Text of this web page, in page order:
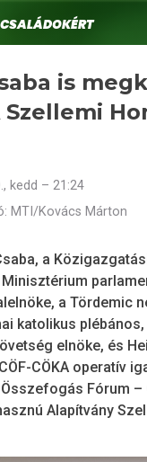
is
Szellemi
kedd – 21:24
MTI/Kovács Márton
a
a Tördemic
katolikus plébános,
elnöke, és
CÖKA operatív
Fórum –
Alapítvány